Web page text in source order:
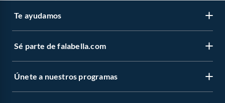
Te ayudamos
Sé parte de falabella.com
Únete a nuestros programas